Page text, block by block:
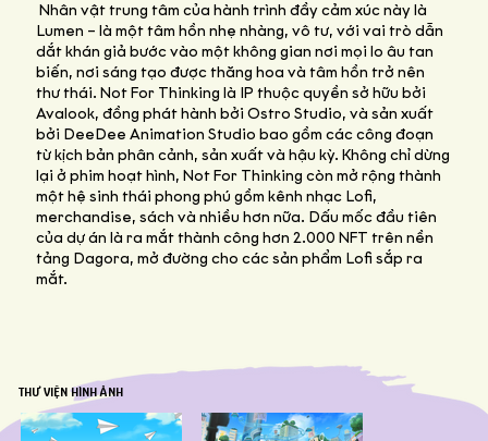
Nhân vật trung tâm của hành trình đầy cảm xúc này là
Lumen – là một tâm hồn nhẹ nhàng, vô tư, với vai trò dẫn
dắt khán giả bước vào một không gian nơi mọi lo âu tan
biến, nơi sáng tạo được thăng hoa và tâm hồn trở nên
thư thái. Not For Thinking là IP thuộc quyền sở hữu bởi
Avalook, đồng phát hành bởi Ostro Studio, và sản xuất
bởi DeeDee Animation Studio bao gồm các công đoạn
từ kịch bản phân cảnh, sản xuất và hậu kỳ. Không chỉ dừng
lại ở phim hoạt hình, Not For Thinking còn mở rộng thành
một hệ sinh thái phong phú gồm kênh nhạc Lofi,
merchandise, sách và nhiều hơn nữa. Dấu mốc đầu tiên
của dự án là ra mắt thành công hơn 2.000 NFT trên nền
tảng Dagora, mở đường cho các sản phẩm Lofi sắp ra
mắt.
THƯ VIỆN HÌNH ẢNH